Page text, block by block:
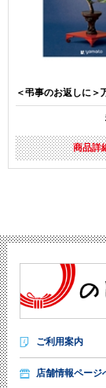
＜弔事のお返しに
商品詳
ご利用案内
店舗情報ページ